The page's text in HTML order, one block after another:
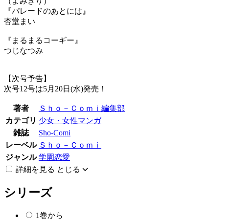
『パレードのあとには』
杏堂まい
『まるまるコーギー』
つじなつみ
【次号予告】
次号12号は5月20日(水)発売！
著者
Ｓｈｏ－Ｃｏｍｉ編集部
カテゴリ 少女・女性マンガ
雑誌
Sho-Comi
レーベル Ｓｈｏ－Ｃｏｍｉ
ジャンル 学園恋愛
詳細を見る とじる
シリーズ
1巻から